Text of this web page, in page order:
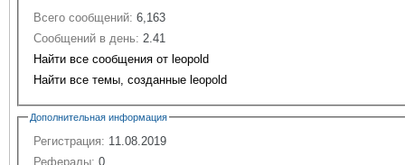
Всего сообщений: 6,163
Сообщений в день: 2.41
Найти все сообщения от leopold
Найти все темы, созданные leopold
Дополнительная информация
Регистрация: 11.08.2019
Рефералы: 0